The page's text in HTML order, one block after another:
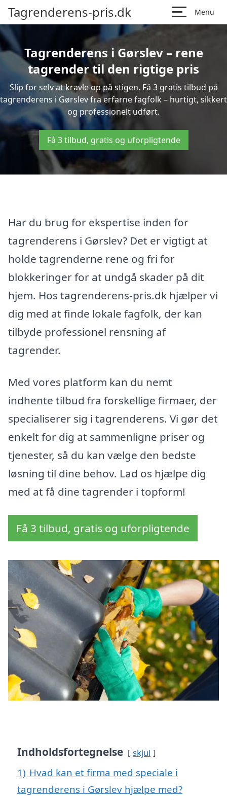
Tagrenderens-pris.dk Menu
Tagrenderens i Gørslev – rene
tagrender til den rigtige pris
Slip for selv at kravle op på stigen. Få 3 gratis tilbud på
tagrenderens i Gørslev fra erfarne fagfolk – hurtigt, sikkert
og professionelt udført.
Få 3 tilbud, gratis og uforpligtende
Har du brug for ekspertise inden for
tagrenderens i Gørslev? Det er vigtigt at
holde tagrenderne rene og fri for
blokkeringer for at undgå skader på dit
hjem. Hos tagrenderens-pris.dk hjælper vi
dig med at finde lokale fagfolk, der kan
tilbyde professionel rensning af
tagrender.
Med vores platform kan du nemt
indhente tilbud fra forskellige firmaer, der
specialiserer sig i tagrenderens. Vi gør det
enkelt for dig at sammenligne priser og
tjenester, så du kan vælge den bedste
løsning til dine behov. Lad os hjælpe dig
med at få dine tagrender i topform!
Få 3 tilbud, gratis og uforpligtende
Indholdsfortegnelse skjul
1) Hvad kan et firma med speciale i
tagrenderens i Gørslev hjælpe med?